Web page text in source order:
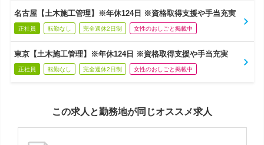
名古屋【土木施工管理】※年休124日 ※資格取得支援や手当充実
正社員 転勤なし 完全週休2日制 女性のおしごと掲載中
東京【土木施工管理】※年休124日 ※資格取得支援や手当充実
正社員 転勤なし 完全週休2日制 女性のおしごと掲載中
この求人と勤務地が同じオススメ求人